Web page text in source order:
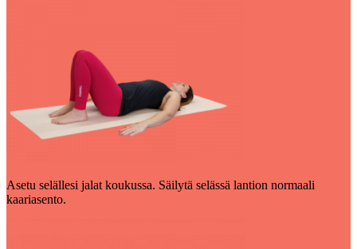
Asetu selällesi jalat koukussa. Säilytä selässä lantion normaali
kaariasento.